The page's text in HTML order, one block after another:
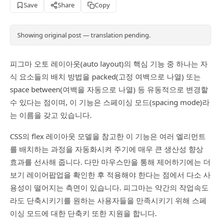
Save Share Copy
Showing original post — translation pending.
피그마 오토 레이아웃(auto layout)의 핵심 기능 중 하나는 자
식 요소들의 배치 방법을 packed(고정 여백으로 나열) 또는
space between(여백을 자동으로 나열) 등 유동적으로 변경할
수 있다는 점이며, 이 기능은 스페이싱 모드(spacing mode)라
는 이름을 갖고 있습니다.
CSS의 flex 레이아웃 모델을 참고한 이 기능은 여러 엘리먼트
를 배치하는 과정을 자동화시켜 주기에 매우 큰 생산성 향상
효과를 선사해 줍니다. 다만 마우스만을 통해 제어하기에는 더
보기 레이어팝업을 확인한 후 적용해야 한다는 점에서 다소 사
용성이 떨어지는 측면이 있습니다. 피그마는 약간의 작업속도
라도 단축시키기를 원하는 사용자들을 만족시키기 위해 스페
이싱 모드에 대한 단축키 또한 지원을 합니다.